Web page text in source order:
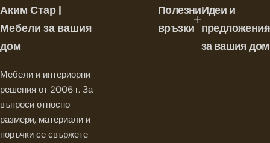
а
Аким Стар |
Мебели за вашия
дом
Мебели и интериорни
решения от 2006 г. За
въпроси относно
размери, материали и
поръчки се свържете
Полезни
връзки
Идеи и
предложения
за вашия дом